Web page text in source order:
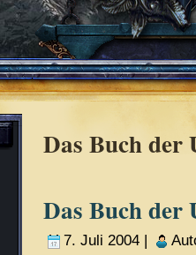
Das Buch der
Das Buch der
7. Juli 2004 |